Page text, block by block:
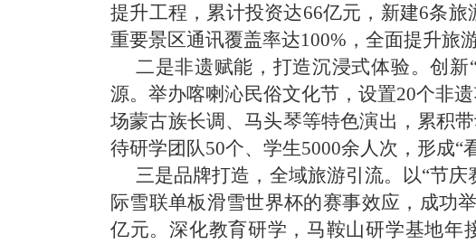
提升工程，累计投资达66亿元，新建6条
重要景区通讯覆盖率达100%，全面提升旅
二是非遗赋能，打造沉浸式体验。创新
源。举办喀喇沁民俗文化节，设置20个非
场蒙古族长调、马头琴等特色演出，累积
待研学团队50个、学生5000余人次，形成“
三是品牌打造，全域旅游引流。
以“节
际雪联单板滑雪世界杯的赛事效应，成功
亿元。深化教育研学，马鞍山研学基地年